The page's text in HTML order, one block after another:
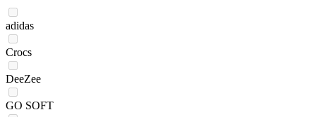
adidas
Crocs
DeeZee
GO SOFT